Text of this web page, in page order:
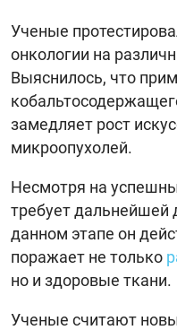
Ученые
онкологии на
Выяснилось, что
замедляет рост
микроопухолей.
Несмотря на
требует дальнейшей
данном этапе он
поражает не только
но и здоровые ткани.
Ученые считают